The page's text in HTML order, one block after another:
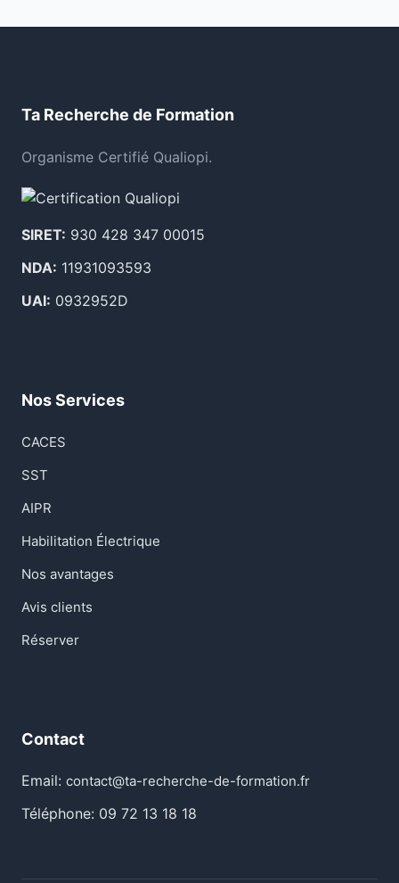
Ta Recherche de Formation
Organisme Certifié Qualiopi.
SIRET: 930 428 347 00015
NDA: 11931093593
UAI: 0932952D
Nos Services
CACES
SST
AIPR
Habilitation Électrique
Nos avantages
Avis clients
Réserver
Contact
Email: contact@ta-recherche-de-formation.fr
Téléphone: 09 72 13 18 18